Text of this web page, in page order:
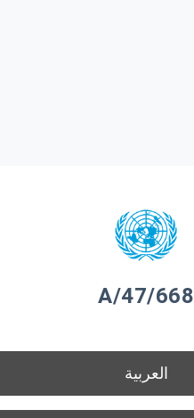
A/47/668
العربية